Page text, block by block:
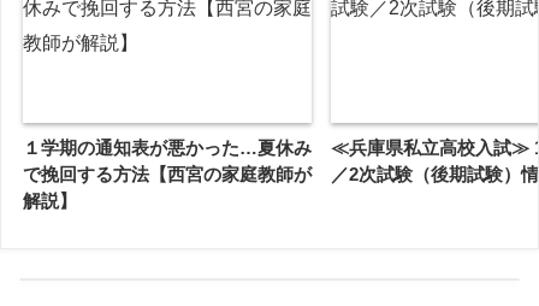
１学期の通知表が悪かった…夏休み
で挽回する方法【西宮の家庭教師が
解説】
≪兵庫県私立高校入試≫
／2次試験（後期試験）